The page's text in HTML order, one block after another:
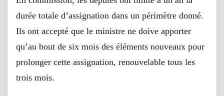
durée totale d’assignation dans un périmètre donné.
Ils ont accepté que le ministre ne doive apporter
qu’au bout de six mois des éléments nouveaux pour
prolonger cette assignation, renouvelable tous les
trois mois.